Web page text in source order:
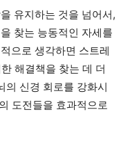
유지하는 것을 넘어서,
찾는 능동적인 자세를
으로 생각하면 스트레
해결책을 찾는 데 더
의 신경 회로를 강화시
도전들을 효과적으로